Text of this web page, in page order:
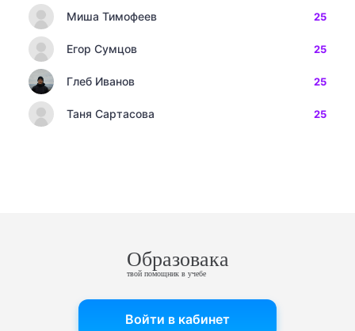
Миша Тимофеев 25
Егор Сумцов 25
Глеб Иванов 25
Таня Сартасова 25
Образовака
твой помощник в учебе
Войти в кабинет